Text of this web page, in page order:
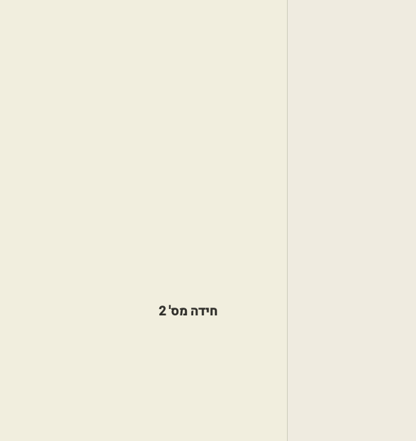
חידה מס' 2